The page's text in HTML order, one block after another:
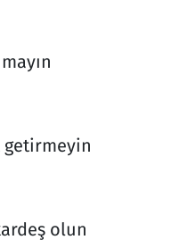
getirmeyin
olun